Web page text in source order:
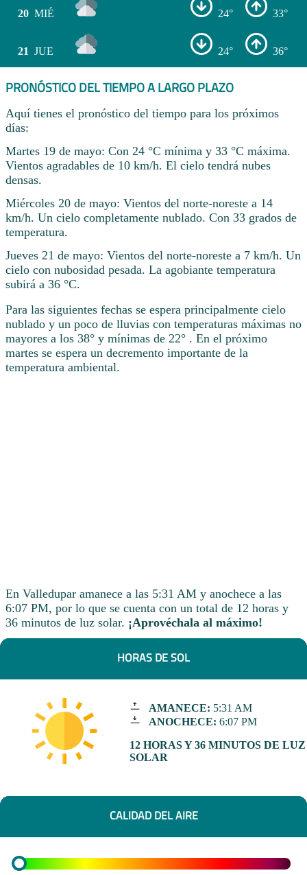
20 MIÉ 24° 33°
21 JUE 24° 36°
PRONÓSTICO DEL TIEMPO A LARGO PLAZO
Aquí tienes el pronóstico del tiempo para los próximos
días:
Martes 19 de mayo: Con 24 °C mínima y 33 °C máxima.
Vientos agradables de 10 km/h. El cielo tendrá nubes
densas.
Miércoles 20 de mayo: Vientos del norte-noreste a 14
km/h. Un cielo completamente nublado. Con 33 grados de
temperatura.
Jueves 21 de mayo: Vientos del norte-noreste a 7 km/h. Un
cielo con nubosidad pesada. La agobiante temperatura
subirá a 36 °C.
Para las siguientes fechas se espera principalmente cielo
nublado y un poco de lluvias con temperaturas máximas no
mayores a los 38° y mínimas de 22° . En el próximo
martes se espera un decremento importante de la
temperatura ambiental.
En Valledupar amanece a las 5:31 AM y anochece a las
6:07 PM, por lo que se cuenta con un total de 12 horas y
36 minutos de luz solar. ¡Aprovéchala al máximo!
HORAS DE SOL
AMANECE: 5:31 AM
ANOCHECE: 6:07 PM
12 HORAS Y 36 MINUTOS DE LUZ
SOLAR
CALIDAD DEL AIRE